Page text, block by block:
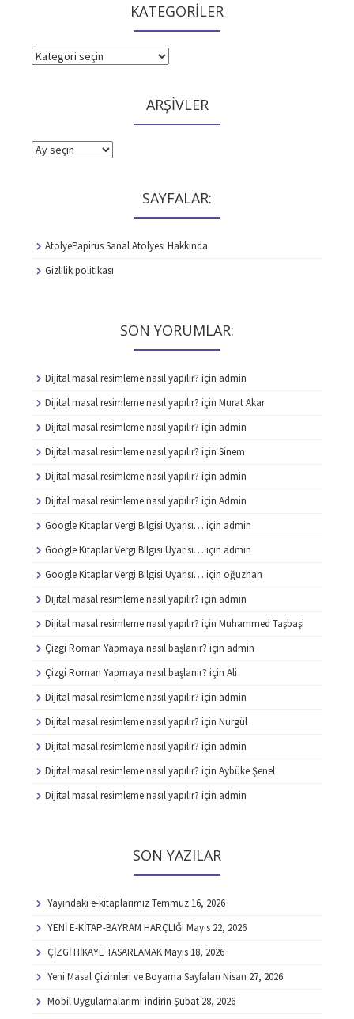
KATEGORİLER
KATEGORİLER
ARŞİVLER
ARŞİVLER
SAYFALAR:
AtolyePapirus Sanal Atolyesi Hakkında
Gizlilik politikası
SON YORUMLAR:
Dijital masal resimleme nasıl yapılır? için admin
Dijital masal resimleme nasıl yapılır? için Murat Akar
Dijital masal resimleme nasıl yapılır? için admin
Dijital masal resimleme nasıl yapılır? için Sinem
Dijital masal resimleme nasıl yapılır? için admin
Dijital masal resimleme nasıl yapılır? için Admin
Google Kitaplar Vergi Bilgisi Uyarısı… için admin
Google Kitaplar Vergi Bilgisi Uyarısı… için admin
Google Kitaplar Vergi Bilgisi Uyarısı… için oğuzhan
Dijital masal resimleme nasıl yapılır? için admin
Dijital masal resimleme nasıl yapılır? için Muhammed Taşbaşi
Çizgi Roman Yapmaya nasıl başlanır? için admin
Çizgi Roman Yapmaya nasıl başlanır? için Ali
Dijital masal resimleme nasıl yapılır? için admin
Dijital masal resimleme nasıl yapılır? için Nurgül
Dijital masal resimleme nasıl yapılır? için admin
Dijital masal resimleme nasıl yapılır? için Aybüke Şenel
Dijital masal resimleme nasıl yapılır? için admin
SON YAZILAR
Yayındaki e-kitaplarımızTemmuz 16, 2026
YENİ E-KİTAP-BAYRAM HARÇLIĞI Mayıs 22, 2026
ÇİZGİ HİKAYE TASARLAMAKMayıs 18, 2026
Yeni Masal Çizimleri ve Boyama Sayfaları Nisan 27, 2026
Mobil Uygulamalarımı indirin Şubat 28, 2026